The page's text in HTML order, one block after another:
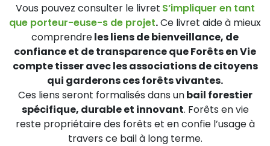
Vous pouvez consulter le livret S’impliquer en tant
que porteur-euse-s de projet.Ce livret aide à mieux
comprendreles liens de bienveillance, de
confiance et de transparence que Forêts en Vie
compte tisser avec les associations de citoyens
qui garderons ces forêts vivantes.
Ces liens seront formalisés dans unbail forestier
spécifique, durable et innovant. Forêts en vie
reste propriétaire des forêts et en confie l’usage à
travers ce bail à long terme.